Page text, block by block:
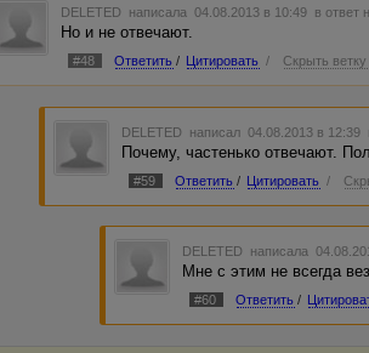
DELETED написала 04.08.2013 в 10:49 в ответ
Но и не отвечают.
#48 Ответить / Цитировать / Скрыть ветку
DELETED написал 04.08.2013 в 12:39
Почему, частенько отвечают.
#59 Ответить / Цитировать /
DELETED написала
Мне с этим не всегда
#60 Ответить /